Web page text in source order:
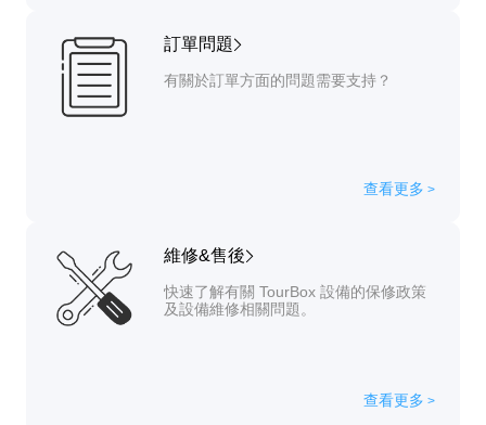
訂單問題
有關於訂單方面的問題需要支持？
查看更多 >
維修&售後
快速了解有關 TourBox 設備的保修政策
及設備維修相關問題。
查看更多 >